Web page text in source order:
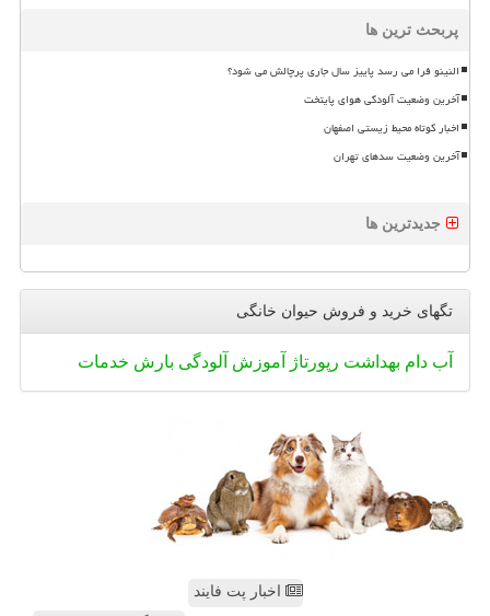
پربحث ترین ها
النینو فرا می رسد پاییز سال جاری پرچالش می شود؟
آخرین وضعیت آلودگی هوای پایتخت
اخبار کوتاه محیط زیستی اصفهان
آخرین وضعیت سدهای تهران
جدیدترین ها
تگهای خرید و فروش حیوان خانگی
آب دام بهداشت رپورتاژ آموزش آلودگی بارش خدمات
اخبار پت فایند